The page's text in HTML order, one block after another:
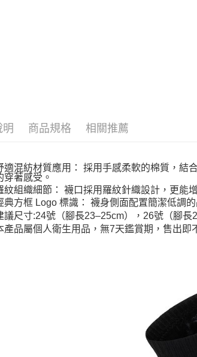
明 商品規格 相關推薦
適混紡材質應用： 採用手感柔軟的棉質，結
穿著感受。
紋組織細節： 襪口採用羅紋針織設計，更能
典方框 Logo 標識： 襪身側面配置簡潔低調
議尺寸:24號（腳長23–25cm），26號（腳長
產品屬個人衛生用品，無7天鑑賞期，售出即